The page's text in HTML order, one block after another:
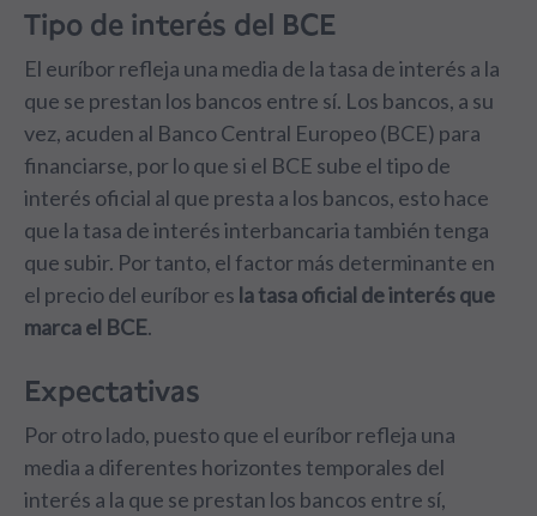
Tipo de interés del BCE
El euríbor refleja una media de la tasa de interés a la
que se prestan los bancos entre sí. Los bancos, a su
vez, acuden al Banco Central Europeo (BCE) para
financiarse, por lo que si el BCE sube el tipo de
interés oficial al que presta a los bancos, esto hace
que la tasa de interés interbancaria también tenga
que subir. Por tanto, el factor más determinante en
el precio del euríbor es la tasa oficial de interés que
marca el BCE.
Expectativas
Por otro lado, puesto que el euríbor refleja una
media a diferentes horizontes temporales del
interés a la que se prestan los bancos entre sí,